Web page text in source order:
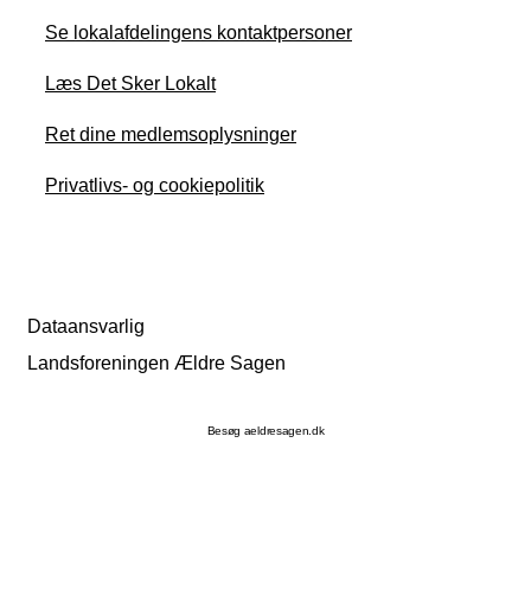
Se lokalafdelingens kontaktpersoner
Læs Det Sker Lokalt
Ret dine medlemsoplysninger
Privatlivs- og cookiepolitik
Dataansvarlig
Landsforeningen Ældre Sagen
Besøg aeldresagen.dk